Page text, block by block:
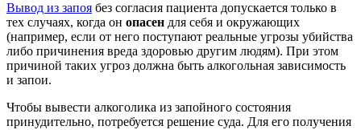
Вывод из запоя без согласия пациента допускается только в
тех случаях, когда он опасен для себя и окружающих
(например, если от него поступают реальные угрозы убийства
либо причинения вреда здоровью другим людям). При этом
причиной таких угроз должна быть алкогольная зависимость
и запои.
Чтобы вывести алкоголика из запойного состояния
принудительно, потребуется решение суда. Для его получения